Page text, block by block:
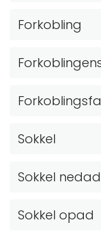
Forkobling
Sokkel
Sokkel nedad
Sokkel opad